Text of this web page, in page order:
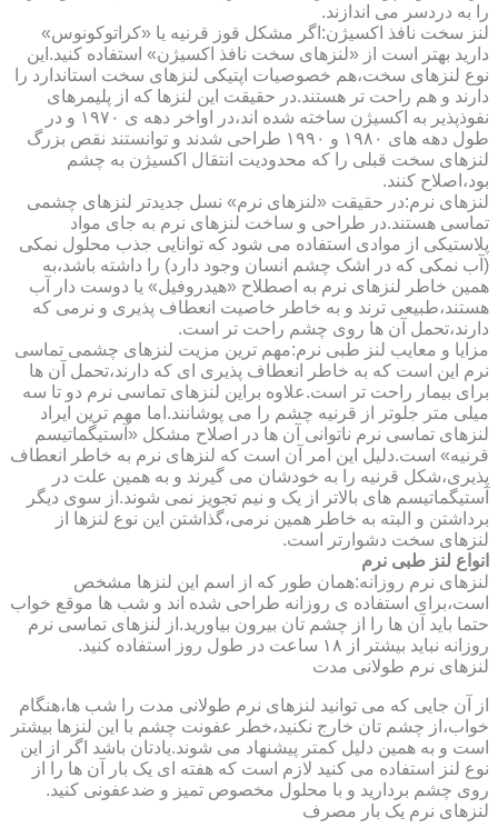
را به دردسر می اندازند.
لنز سخت نافذ اکسیژن:اگر مشکل قوز قرنیه یا «کراتوکونوس»
دارید بهتر است از «لنزهای سخت نافذ اکسیژن» استفاده کنید.این
نوع لنزهای سخت،هم خصوصیات اپتیکی لنزهای سخت استاندارد را
دارند و هم راحت تر هستند.در حقیقت این لنزها که از پلیمرهای
نفوذپذیر به اکسیژن ساخته شده اند،در اواخر دهه ی ۱۹۷۰ و در
طول دهه های ۱۹۸۰ و ۱۹۹۰ طراحی شدند و توانستند نقص بزرگ
لنزهای سخت قبلی را که محدودیت انتقال اکسیژن به چشم
بود،اصلاح کنند.
لنزهای نرم:در حقیقت «لنزهای نرم» نسل جدیدتر لنزهای چشمی
تماسی هستند.در طراحی و ساخت لنزهای نرم به جای مواد
پلاستیکی از موادی استفاده می شود که توانایی جذب محلول نمکی
(آب نمکی که در اشک چشم انسان وجود دارد) را داشته باشد،به
همین خاطر لنزهای نرم به اصطلاح «هیدروفیل» یا دوست دار آب
هستند،طبیعی ترند و به خاطر خاصیت انعطاف پذیری و نرمی که
دارند،تحمل آن ها روی چشم راحت تر است.
مزایا و معایب لنز طبی نرم:مهم ترین مزیت لنزهای چشمی تماسی
نرم این است که به خاطر انعطاف پذیری ای که دارند،تحمل آن ها
برای بیمار راحت تر است.علاوه براین لنزهای تماسی نرم دو تا سه
میلی متر جلوتر از قرنیه چشم را می پوشانند.اما مهم ترین ایراد
لنزهای تماسی نرم ناتوانی آن ها در اصلاح مشکل «آستیگماتیسم
قرنیه» است.دلیل این امر آن است که لنزهای نرم به خاطر انعطاف
پذیری،شکل قرنیه را به خودشان می گیرند و به همین علت در
آستیگماتیسم های بالاتر از یک و نیم تجویز نمی شوند.از سوی دیگر
برداشتن و البته به خاطر همین نرمی،گذاشتن این نوع لنزها از
لنزهای سخت دشوارتر است.
انواع لنز طبی نرم
لنزهای نرم روزانه:همان طور که از اسم این لنزها مشخص
است،برای استفاده ی روزانه طراحی شده اند و شب ها موقع خواب
حتما باید آن ها را از چشم تان بیرون بیاورید.از لنزهای تماسی نرم
روزانه نباید بیشتر از ۱۸ ساعت در طول روز استفاده کنید.
لنزهای نرم طولانی مدت
از آن جایی که می توانید لنزهای نرم طولانی مدت را شب ها،هنگام
خواب،از چشم تان خارج نکنید،خطر عفونت چشم با این لنزها بیشتر
است و به همین دلیل کمتر پیشنهاد می شوند.یادتان باشد اگر از این
نوع لنز استفاده می کنید لازم است که هفته ای یک بار آن ها را از
روی چشم بردارید و با محلول مخصوص تمیز و ضدعفونی کنید.
لنزهای نرم یک بار مصرف